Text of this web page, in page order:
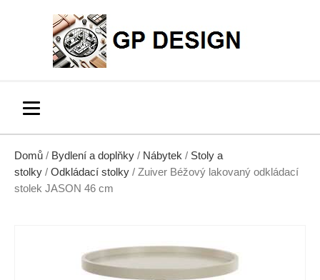
Domů / Bydlení a doplňky / Nábytek / Stoly a
stolky / Odkládací stolky / Zuiver Béžový lakovaný odkládací
stolek JASON 46 cm